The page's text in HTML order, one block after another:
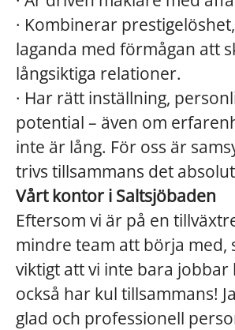
· Kombinerar
laganda med förmågan att
långsiktiga relationer.
· Har rätt inställning,
potential – även om
inte är lång. För oss är
trivs tillsammans det
Vårt kontor i Saltsjöbaden
Eftersom vi är på en
mindre team att börja med,
viktigt att vi inte bara jobbar
också har kul tillsammans!
glad och professionell